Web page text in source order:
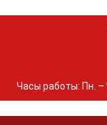
Часы работы: Пн. –